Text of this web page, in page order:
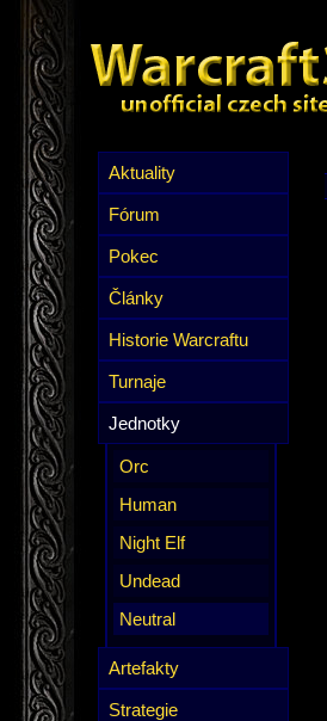
Aktuality
Fórum
Pokec
Články
Historie Warcraftu
Turnaje
Jednotky
Orc
Human
Night Elf
Undead
Neutral
Artefakty
Strategie